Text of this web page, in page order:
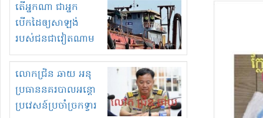
តើអ្នកណា ជាអ្នក
បើកដៃឲ្យសាឡង់
របស់ជនជាវៀតណាម
ចូល មកខុស
ច្បាប់លួចបូមខ្សាច់នៅ
ក្នុងប្រទេសកម្ពុជា
លោកជ្រិន ឆាយ អនុ
ប្រធាននគរបាលអន្តោ
ប្រវេសន៍ប្រចាំច្រកទ្វារ